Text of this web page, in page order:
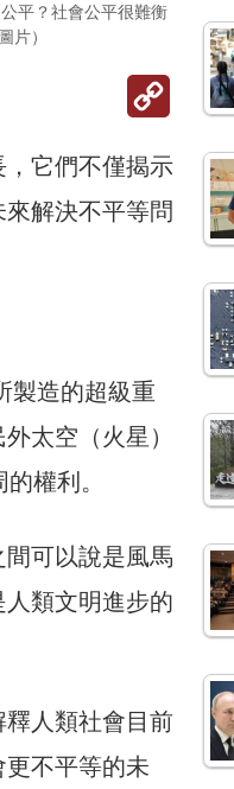
平？社會公平很難衡
片）
Copy
它們不僅揭示
解決不平等問
製造的超級重
太空（火星）
權利。
可以說是風馬
類文明進步的
人類社會目前
不平等的未